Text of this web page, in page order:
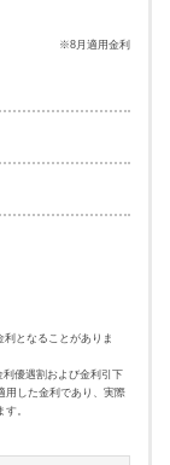
※8月適用金利
となることがありま
優遇割および金利引下
用した金利であり、実際
。